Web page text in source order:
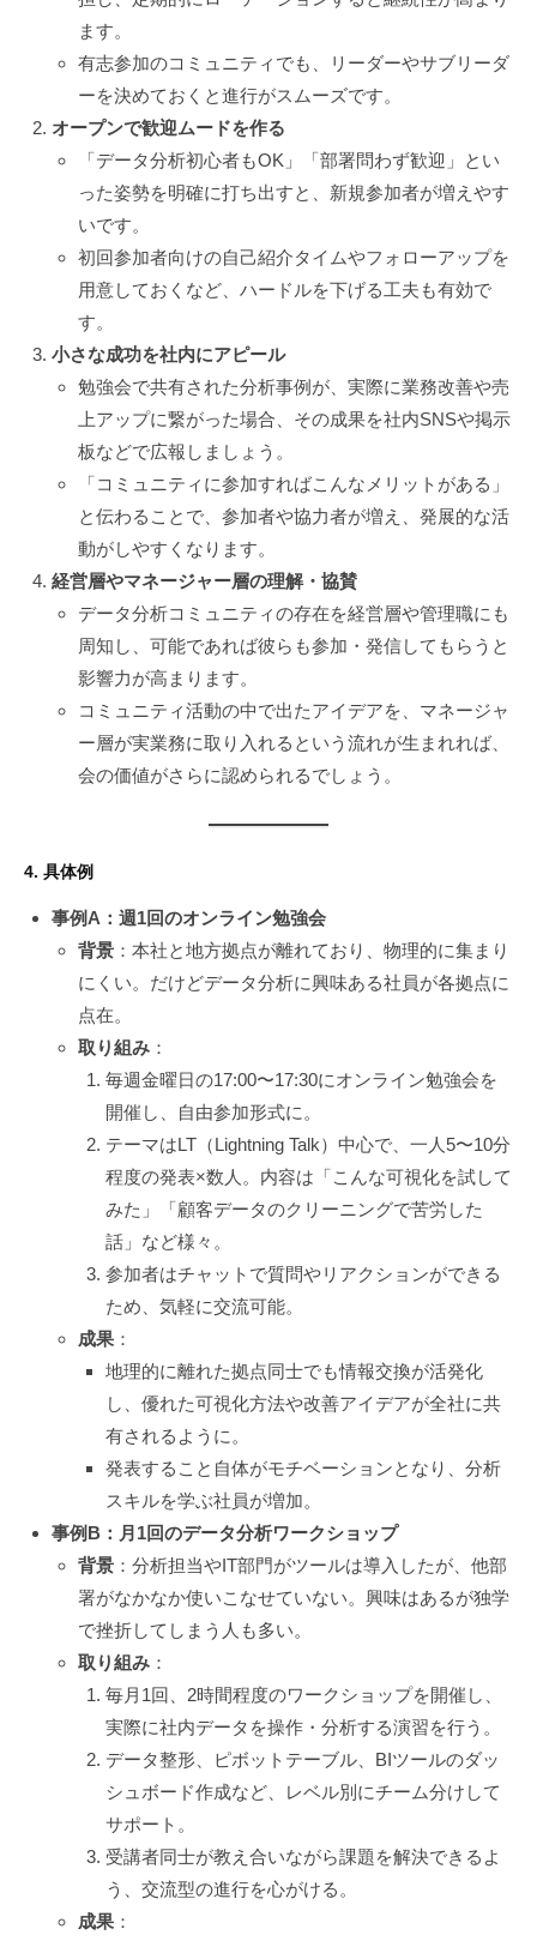
ます。
有志参加のコミュニティでも、リーダーやサブリーダ
ーを決めておくと進行がスムーズです。
オープンで歓迎ムードを作る
「データ分析初心者もOK」「部署問わず歓迎」とい
った姿勢を明確に打ち出すと、新規参加者が増えやす
いです。
初回参加者向けの自己紹介タイムやフォローアップを
用意しておくなど、ハードルを下げる工夫も有効で
す。
小さな成功を社内にアピール
勉強会で共有された分析事例が、実際に業務改善や売
上アップに繋がった場合、その成果を社内SNSや掲示
板などで広報しましょう。
「コミュニティに参加すればこんなメリットがある」
と伝わることで、参加者や協力者が増え、発展的な活
動がしやすくなります。
経営層やマネージャー層の理解・協賛
データ分析コミュニティの存在を経営層や管理職にも
周知し、可能であれば彼らも参加・発信してもらうと
影響力が高まります。
コミュニティ活動の中で出たアイデアを、マネージャ
ー層が実業務に取り入れるという流れが生まれれば、
会の価値がさらに認められるでしょう。
4. 具体例
事例A：週1回のオンライン勉強会
背景 ：本社と地方拠点が離れており、物理的に集まり
にくい。だけどデータ分析に興味ある社員が各拠点に
点在。
取り組み ：
毎週金曜日の17:00〜17:30にオンライン勉強会を
開催し、自由参加形式に。
テーマはLT（Lightning Talk）中心で、一人5〜10分
程度の発表×数人。内容は「こんな可視化を試して
みた」「顧客データのクリーニングで苦労した
話」など様々。
参加者はチャットで質問やリアクションができる
ため、気軽に交流可能。
成果 ：
地理的に離れた拠点同士でも情報交換が活発化
し、優れた可視化方法や改善アイデアが全社に共
有されるように。
発表すること自体がモチベーションとなり、分析
スキルを学ぶ社員が増加。
事例B：月1回のデータ分析ワークショップ
背景 ：分析担当やIT部門がツールは導入したが、他部
署がなかなか使いこなせていない。興味はあるが独学
で挫折してしまう人も多い。
取り組み ：
毎月1回、2時間程度のワークショップを開催し、
実際に社内データを操作・分析する演習を行う。
データ整形、ピボットテーブル、BIツールのダッ
シュボード作成など、レベル別にチーム分けして
サポート。
受講者同士が教え合いながら課題を解決できるよ
う、交流型の進行を心がける。
成果 ：